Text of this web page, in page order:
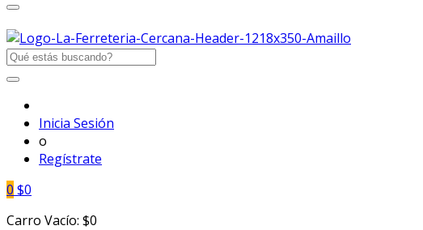
Inicia Sesión
o
Regístrate
0 $0
Carro Vacío: $0